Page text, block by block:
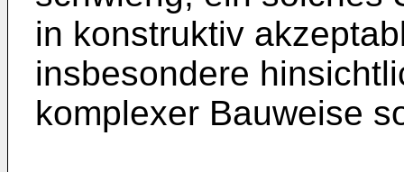
in konstruktiv
insbesondere
komplexer Bauweise